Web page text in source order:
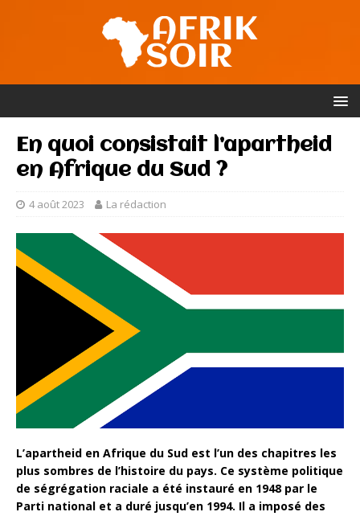
En quoi consistait l’apartheid
en Afrique du Sud ?
4 août 2023 La rédaction
L’apartheid en Afrique du Sud est l’un des chapitres les
plus sombres de l’histoire du pays. Ce système politique
de ségrégation raciale a été instauré en 1948 par le
Parti national et a duré jusqu’en 1994. Il a imposé des